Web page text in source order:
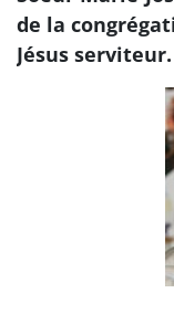
de la
Jésus serviteur.